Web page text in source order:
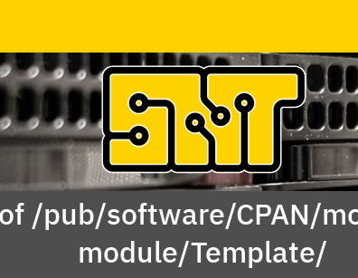
/pub/software/CPAN/
module/Template/